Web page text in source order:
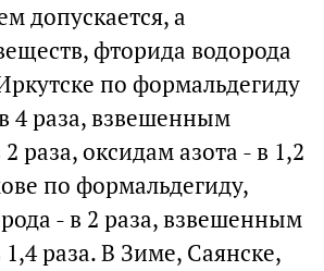
допускается, а
фторида водорода
по формальдегиду
4 раза, взвешенным
раза, оксидам азота - в 1,2
по формальдегиду,
- в 2 раза, взвешенным
раза. В Зиме, Саянске,